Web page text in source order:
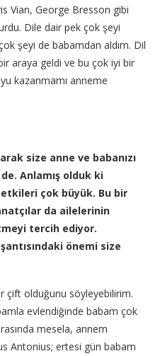
Vian, George Bresson gibi
Dile dair pek çok şeyi
şeyi de babamdan aldım. Dil
araya geldi ve bu çok iyi bir
kazanmamı anneme
size anne ve babanızı
Anlamış olduk ki
etkileri çok büyük. Bu bir
da ailelerinin
tercih ediyor.
önemi size
çift olduğunu söyleyebilirim.
evlendiğinde babam çok
mesela, annem
Antonius; ertesi gün babam